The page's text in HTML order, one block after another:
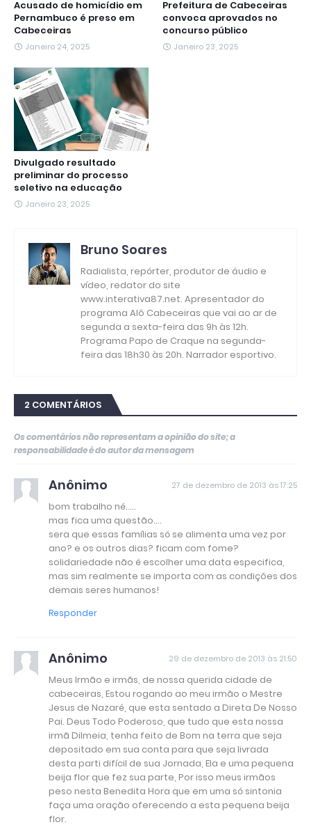
Acusado de homicídio em
Pernambuco é preso em
Cabeceiras
Janeiro 24, 2025
Prefeitura de Cabeceiras
convoca aprovados no
concurso público
Janeiro 23, 2025
Divulgado resultado
preliminar do processo
seletivo na educação
Janeiro 23, 2025
Bruno Soares
Radialista, repórter, produtor de áudio e
vídeo, redator do site
www.interativa87.net. Apresentador do
programa Alô Cabeceiras que vai ao ar de
segunda a sexta-feira das 9h às 12h.
Programa Papo de Craque na segunda-
feira das 18h30 às 20h. Narrador esportivo.
2 COMENTÁRIOS
Os comentários não representam a opinião do site; a
responsabilidade é do autor da mensagem
Anônimo 27 de dezembro de 2013 às 17:25
bom trabalho né.....
mas fica uma questão....
sera que essas famílias só se alimenta uma vez por
ano? e os outros dias? ficam com fome?
solidariedade não é escolher uma data especifica,
mas sim realmente se importa com as condições dos
demais seres humanos!
Responder
Anônimo 29 de dezembro de 2013 às 21:50
Meus Irmão e irmãs, de nossa querida cidade de
cabeceiras, Estou rogando ao meu irmão o Mestre
Jesus de Nazaré, que esta sentado a Direta De Nosso
Pai. Deus Todo Poderoso, que tudo que esta nossa
irmã Dilmeia, tenha feito de Bom na terra que seja
depositado em sua conta para que seja livrada
desta parti difícil de sua Jornada, Ela e uma pequena
beija flor que fez sua parte, Por isso meus irmãos
peso nesta Benedita Hora que em uma só sintonia
faça uma oração oferecendo a esta pequena beija
flor.